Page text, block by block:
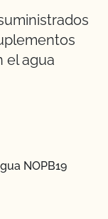
el agua
NOPB19